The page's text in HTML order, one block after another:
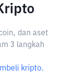
dan aset
3 langkah
kripto.